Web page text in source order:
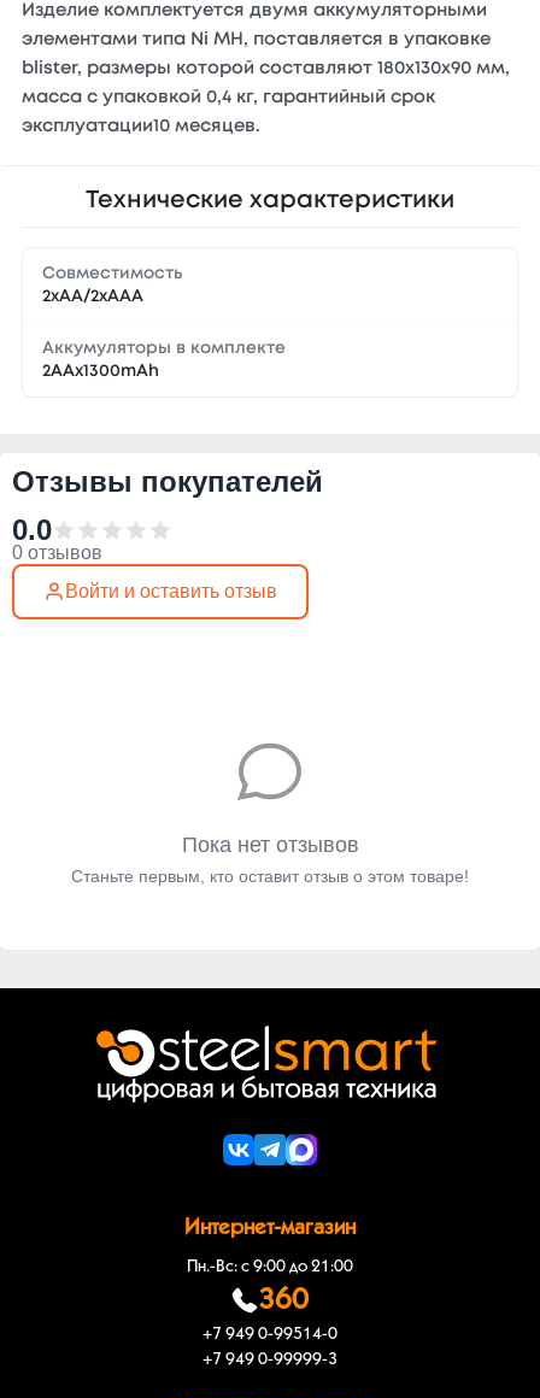
Изделие комплектуется двумя аккумуляторными
элементами типа Ni MH, поставляется в упаковке
blister, размеры которой составляют 180х130х90 мм,
масса с упаковкой 0,4 кг, гарантийный срок
эксплуатации10 месяцев.
Технические характеристики
Совместимость
2xAA/2xAAA
Аккумуляторы в комплекте
2AAх1300mAh
Отзывы покупателей
0.0
0 отзывов
Войти и оставить отзыв
Пока нет отзывов
Станьте первым, кто оставит отзыв о этом товаре!
Интернет-магазин
Пн.-Вс: с 9:00 до 21:00
360
+7 949 0-99514-0
+7 949 0-99999-3